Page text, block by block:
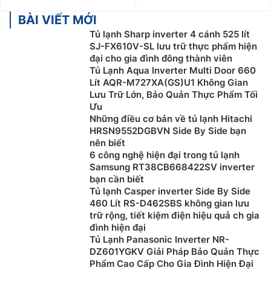
BÀI VIẾT MỚI
Tủ lạnh Sharp inverter 4 cánh 525 lít
SJ-FX610V-SL lưu trữ thực phẩm hiện
đại cho gia đình đông thành viên
Tủ Lạnh Aqua Inverter Multi Door 660
Lít AQR-M727XA(GS)U1 Không Gian
Lưu Trữ Lớn, Bảo Quản Thực Phẩm Tối
Ưu
Những điều cơ bản về tủ lạnh Hitachi
HRSN9552DGBVN Side By Side bạn
nên biết
6 công nghệ hiện đại trong tủ lạnh
Samsung RT38CB668422SV inverter
bạn cần biết
Tủ lạnh Casper inverter Side By Side
460 Lít RS-D462SBS không gian lưu
trữ rộng, tiết kiệm điện hiệu quả ch gia
đình hiện đại
Tủ Lạnh Panasonic Inverter NR-
DZ601YGKV Giải Pháp Bảo Quản Thực
Phẩm Cao Cấp Cho Gia Đình Hiện Đại